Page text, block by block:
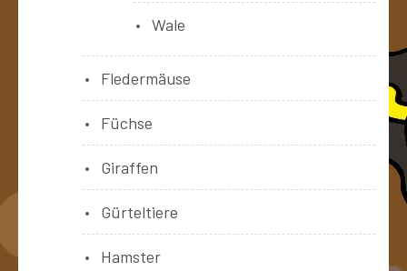
Wale
Fledermäuse
Füchse
Giraffen
Gürteltiere
Hamster